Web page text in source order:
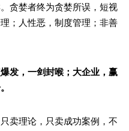
婪者终为贪婪所误，短视
；人性恶，制度管理；非善
发，一剑封喉；大企业，赢
理论，只卖成功案例，不